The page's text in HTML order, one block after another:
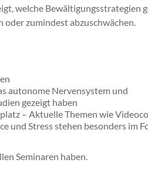
welche Bewältigungsstrategien
oder zumindest abzuschwächen.
autonome Nervensystem und
gezeigt haben
– Aktuelle Themen wie
und Stress stehen besonders im
Seminaren haben.